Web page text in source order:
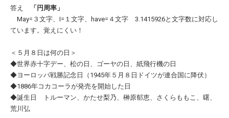
答え
「円周率」
May=３文字、I=１文字、have=４文字 3.1415926と文字数に対応し
ています。覚えにくい！
＜５月８日は何の日＞
◆世界赤十字デー、松の日、ゴーヤの日、紙飛行機の日
◆ヨーロッパ戦勝記念日（1945年５月８日ドイツが連合国に降伏）
◆1886年コカコーラが発売を開始した日
◆誕生日 トルーマン、かたせ梨乃、榊原郁恵、さくらももこ、曙、
荒川弘